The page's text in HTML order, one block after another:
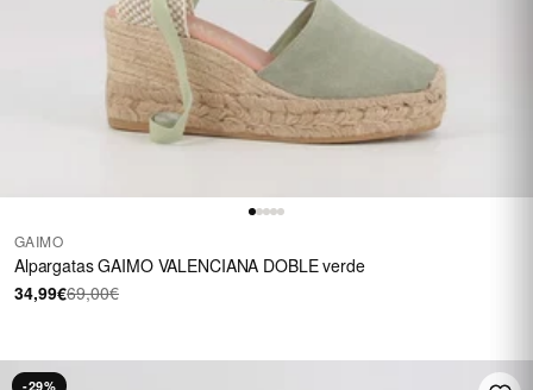
GAIMO
Alpargatas GAIMO VALENCIANA DOBLE verde
34,99€69,00€
-29%